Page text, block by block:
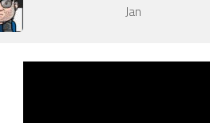
Jan